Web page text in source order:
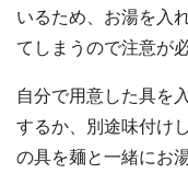
いるため、お湯を入
てしまうので注意が
自分で用意した具を
するか、別途味付け
の具を麺と一緒にお